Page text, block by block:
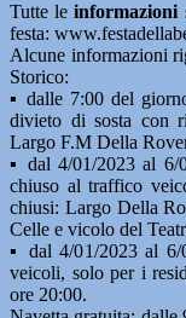
Tutte leinformazioni
festa:
Alcune informazioni
Storico:
▪ dalle 7:00 del
divieto di sosta con
Largo F.M Della
▪ dal 4/01/2023 al 6/
chiuso al traffico
chiusi: Largo Della
Celle e vicolo del
▪ dal 4/01/2023 al 6/
veicoli, solo per i
ore 20:00.